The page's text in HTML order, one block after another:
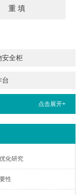
安全柜
台
点击展开+
化研究
性